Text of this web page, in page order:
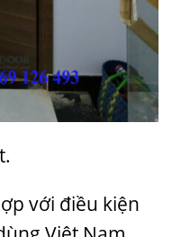
với điều kiện